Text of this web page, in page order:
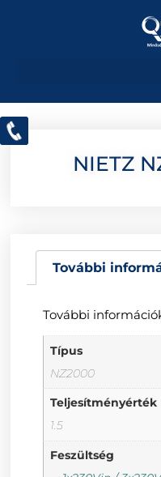
NIETZ
További
További
Típus
NZ2000
Teljesítményérték
1.5
Feszültség